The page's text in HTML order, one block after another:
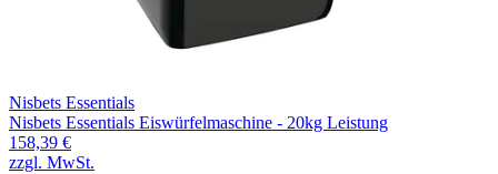
Nisbets Essentials
Nisbets Essentials Eiswürfelmaschine - 20kg Leistung
158,39 €
zzgl. MwSt.